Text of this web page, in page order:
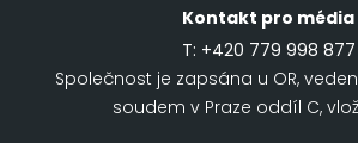
Kontakt pro média
T: +420 779 998 877
Společnost je zapsána u OR,
soudem v Praze oddíl C,